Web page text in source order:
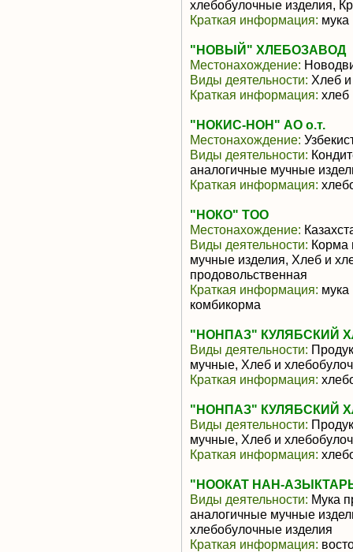
хлебобулочные изделия,
Краткая информация:
"НОВЫЙ" ХЛЕБОЗАВОД
Местонахождение:
Виды деятельности: Хлеб
Краткая информация: хлеб
"НОКИС-НОН" АО о.т.
Местонахождение:
Виды деятельности:
аналогичные мучные
Краткая информация:
"НОКО" ТОО
Местонахождение:
Виды деятельности: Корма
мучные изделия, Хлеб и
продовольственная
Краткая информация:
комбикорма
"НОНПАЗ" КУЛЯБСКИЙ
Виды деятельности:
мучные, Хлеб и
Краткая информация:
"НОНПАЗ" КУЛЯБСКИЙ
Виды деятельности:
мучные, Хлеб и
Краткая информация:
"НООКАТ НАН-
Виды деятельности: Мука
аналогичные мучные
хлебобулочные изделия
Краткая информация: